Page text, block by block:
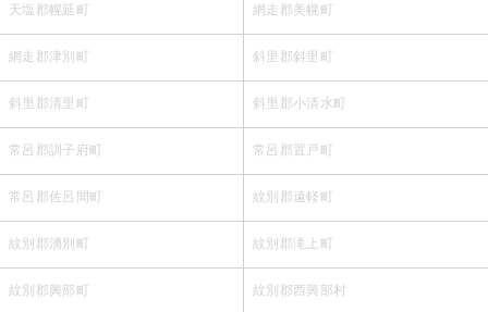
天塩郡幌延町 網走郡美幌町
網走郡津別町 斜里郡斜里町
斜里郡清里町 斜里郡小清水町
常呂郡訓子府町 常呂郡置戸町
常呂郡佐呂間町 紋別郡遠軽町
紋別郡湧別町 紋別郡滝上町
紋別郡興部町 紋別郡西興部村